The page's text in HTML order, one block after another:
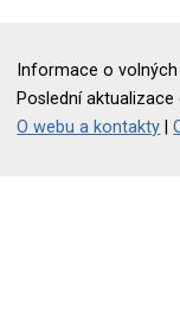
Informace o
Poslední aktualizace
O webu a kontakty |